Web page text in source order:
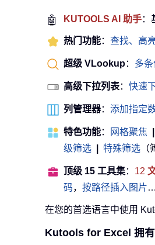
🤖 KUTOOLS AI 助手：
热门功能： 查找、高
超级 VLookup： 多
高级下拉列表： 快速
列管理器： 添加指定
特色功能： 网格聚焦
级筛选
特殊筛选
顶级 15 工具集： 12
码， 按路径插入图片
在您的首选语言中使用
Kutools for Excel 拥有